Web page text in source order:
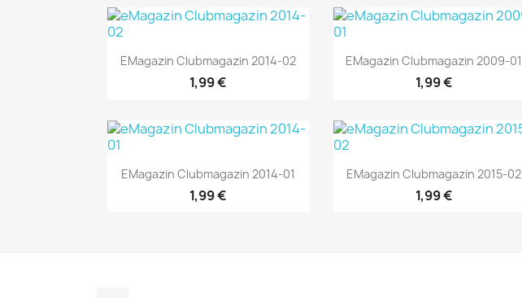
Vorschau
EMagazin Clubmagazin 2014-02
1,99 €
Vorschau
EMagazin Clubmagazin 2009-01
1,99 €
Vorschau
EMagazin Clubmagazin 2014-01
1,99 €
Vorschau
EMagazin Clubmagazin 2015-02
1,99 €